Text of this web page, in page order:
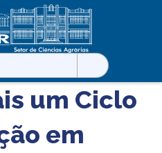
um Ciclo
em